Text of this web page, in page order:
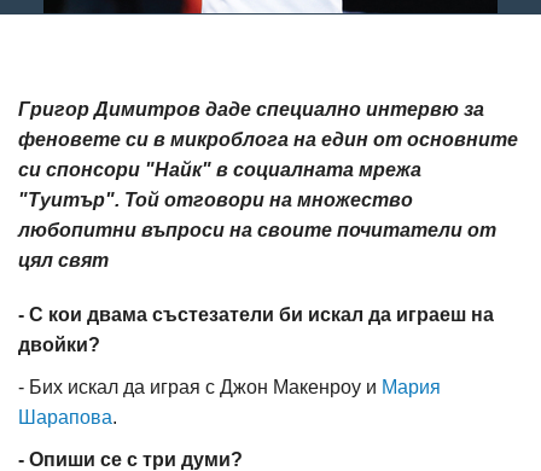
Григор Димитров даде специално интервю за
феновете си в микроблога на един от основните
си спонсори "Найк" в социалната мрежа
"Туитър". Той отговори на множество
любопитни въпроси на своите почитатели от
цял свят
- С кои двама състезатели би искал да играеш на
двойки?
- Бих искал да играя с Джон Макенроу и Мария
Шарапова.
- Опиши се с три думи?